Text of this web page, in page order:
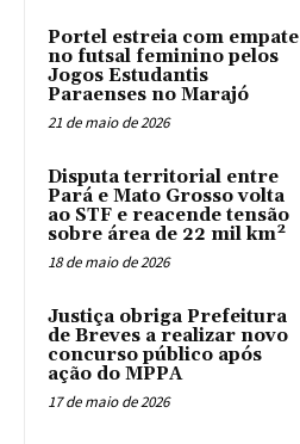
Portel estreia com empate
no futsal feminino pelos
Jogos Estudantis
Paraenses no Marajó
21 de maio de 2026
Disputa territorial entre
Pará e Mato Grosso volta
ao STF e reacende tensão
sobre área de 22 mil km²
18 de maio de 2026
Justiça obriga Prefeitura
de Breves a realizar novo
concurso público após
ação do MPPA
17 de maio de 2026